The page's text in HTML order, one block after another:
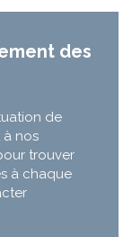
des
de
à nos
trouver
à chaque